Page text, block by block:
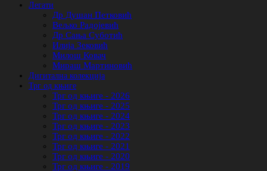
Легати
Др Душан Петковић
Вељко Радојевић
Др Сања Суботић
Илија Зековић
Милош Ковач
Мираш Мартиновић
Дигитална колекција
Трг од књиге
Трг од књиге - 2026
Трг од књиге - 2025
Трг од књиге - 2024
Трг од књиге - 2023
Трг од књиге - 2022
Трг од књиге - 2021
Трг од књиге - 2020
Трг од књиге - 2019